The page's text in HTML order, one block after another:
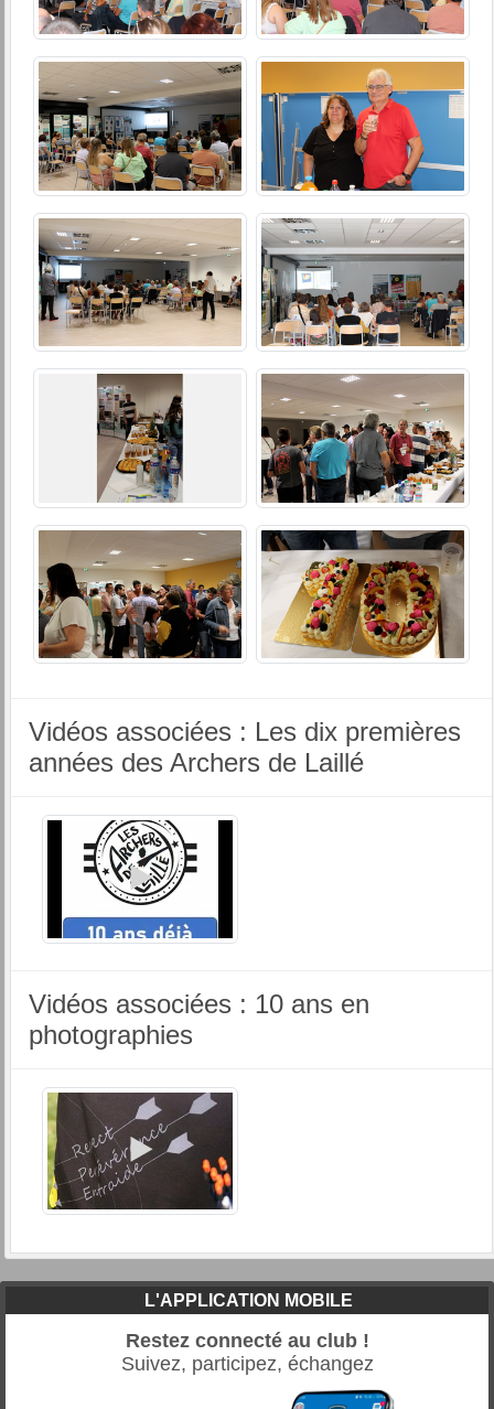
Vidéos associées : Les dix premières
années des Archers de Laillé
Vidéos associées : 10 ans en
photographies
L'APPLICATION MOBILE
Restez connecté au club !
Suivez, participez, échangez